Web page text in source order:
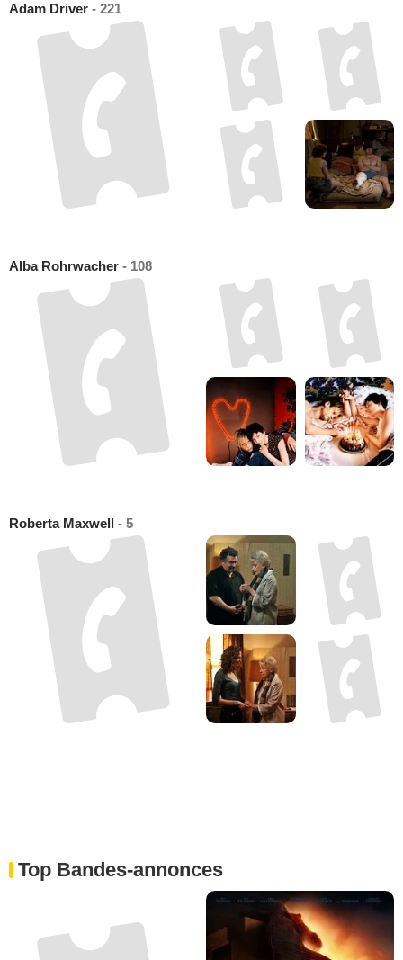
Adam Driver - 221
Alba Rohrwacher - 108
Roberta Maxwell - 5
Top Bandes-annonces